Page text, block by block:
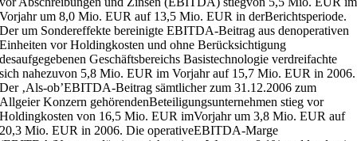
Vorjahr um 8,0 Mio. EUR auf 13,5 Mio. EUR in derBerichtsperiode.
Der um Sondereffekte bereinigte EBITDA-Beitrag aus denoperativen
Einheiten vor Holdingkosten und ohne Berücksichtigung
desaufgegebenen Geschäftsbereichs Basistechnologie verdreifachte
sich nahezuvon 5,8 Mio. EUR im Vorjahr auf 15,7 Mio. EUR in 2006.
Der ‚Als-ob’EBITDA-Beitrag sämtlicher zum 31.12.2006 zum
Allgeier Konzern gehörendenBeteiligungsunternehmen stieg vor
Holdingkosten von 16,5 Mio. EUR imVorjahr um 3,8 Mio. EUR auf
20,3 Mio. EUR in 2006. Die operativeEBITDA-Marge